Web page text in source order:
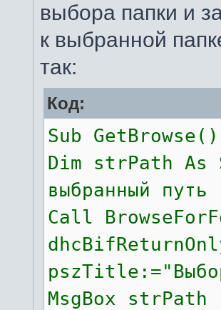
выбора папки и
к выбранной
так:
Код:
Sub GetBrowse()
Dim strPath As
выбранный путь
Call
MsgBox strPath